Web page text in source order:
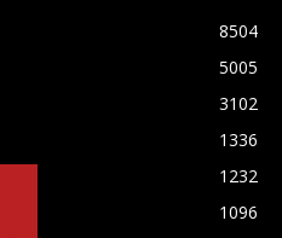
8504
5005
3102
1336
1232
1096